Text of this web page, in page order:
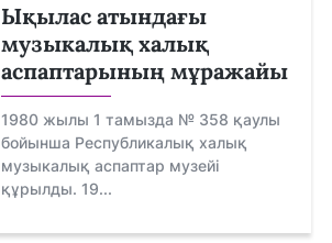
Ықылас атындағы
музыкалық халық
аспаптарының мұражайы
1980 жылы 1 тамызда № 358 қаулы
бойынша Республикалық халық
музыкалық аспаптар музейі
құрылды. 19...